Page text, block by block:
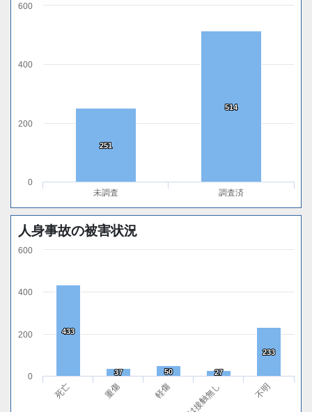
251
251
514
514
未調査 調査済
0
200
400
600
人身事故の被害状況
433
433
37
37 50
50 27
27
233
233
死亡 重傷 軽傷 不明
0
200
400
600